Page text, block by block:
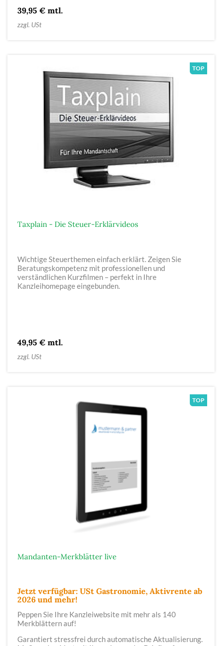
39,95 € mtl.
zzgl. USt
Taxplain - Die Steuer-Erklärvideos
Wichtige Steuerthemen einfach erklärt. Zeigen Sie
Beratungskompetenz mit professionellen und
verständlichen Kurzfilmen – perfekt in Ihre
Kanzleihomepage eingebunden.
49,95 € mtl.
zzgl. USt
Mandanten-Merkblätter live
Jetzt verfügbar: USt Gastronomie, Aktivrente ab
2026 und mehr!
Peppen Sie Ihre Kanzleiwebsite mit mehr als 140
Merkblättern auf!
Garantiert stressfrei durch automatische Aktualisierung.